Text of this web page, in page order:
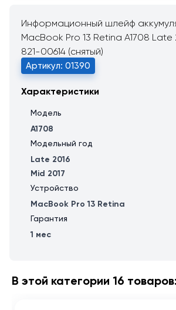
Информационный шлейф
MacBook Pro 13 Retina A1708 Late
821-00614 (снятый)
Артикул: 01390
Характеристики
Модель
A1708
Модельный год
Late 2016
Mid 2017
Устройство
MacBook Pro 13 Retina
Гарантия
1 мес
В этой категории 16 товаров: